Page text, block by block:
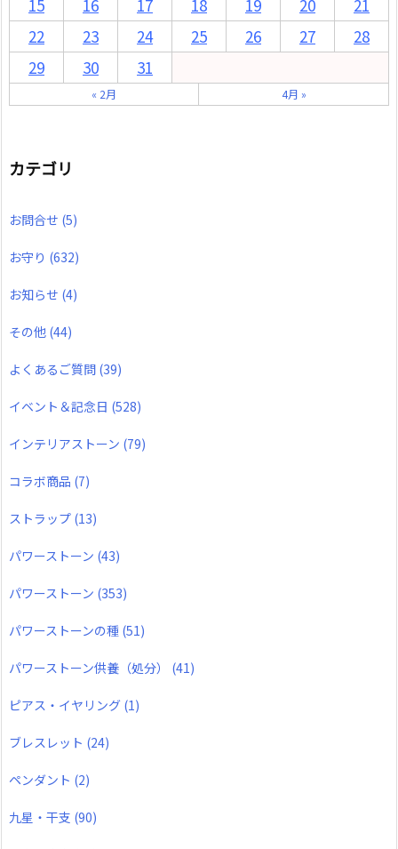
15 16 17 18 19 20
21
22
23 24 25 26 27
28
29
30 31
« 2月 4月 »
カテゴリ
お問合せ (5)
お守り (632)
お知らせ (4)
その他 (44)
よくあるご質問 (39)
イベント＆記念日 (528)
インテリアストーン (79)
コラボ商品 (7)
ストラップ (13)
パワーストーン (43)
パワーストーン (353)
パワーストーンの種 (51)
パワーストーン供養（処分） (41)
ピアス・イヤリング (1)
ブレスレット (24)
ペンダント (2)
九星・干支 (90)